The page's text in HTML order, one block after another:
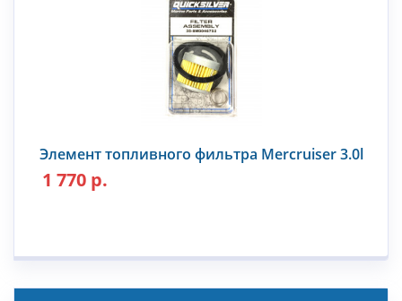
Элемент топливного фильтра Mercruiser 3.0l
1 770 р.